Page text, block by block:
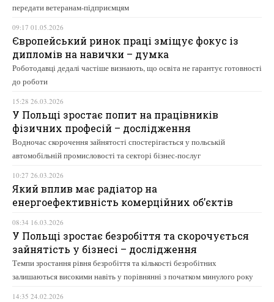
передати ветеранам-підприємцям
09:17 01.05.2026
Європейський ринок праці зміщує фокус із
дипломів на навички – думка
Роботодавці дедалі частіше визнають, що освіта не гарантує готовності
до роботи
15:28 26.03.2026
У Польщі зростає попит на працівників
фізичних професій – дослідження
Водночас скорочення зайнятості спостерігається у польській
автомобільній промисловості та секторі бізнес-послуг
10:27 26.03.2026
Який вплив має радіатор на
енергоефективність комерційних об’єктів
08:34 16.03.2026
У Польщі зростає безробіття та скорочується
зайнятість у бізнесі – дослідження
Темпи зростання рівня безробіття та кількості безробітних
залишаються високими навіть у порівнянні з початком минулого року
14:35 24.02.2026